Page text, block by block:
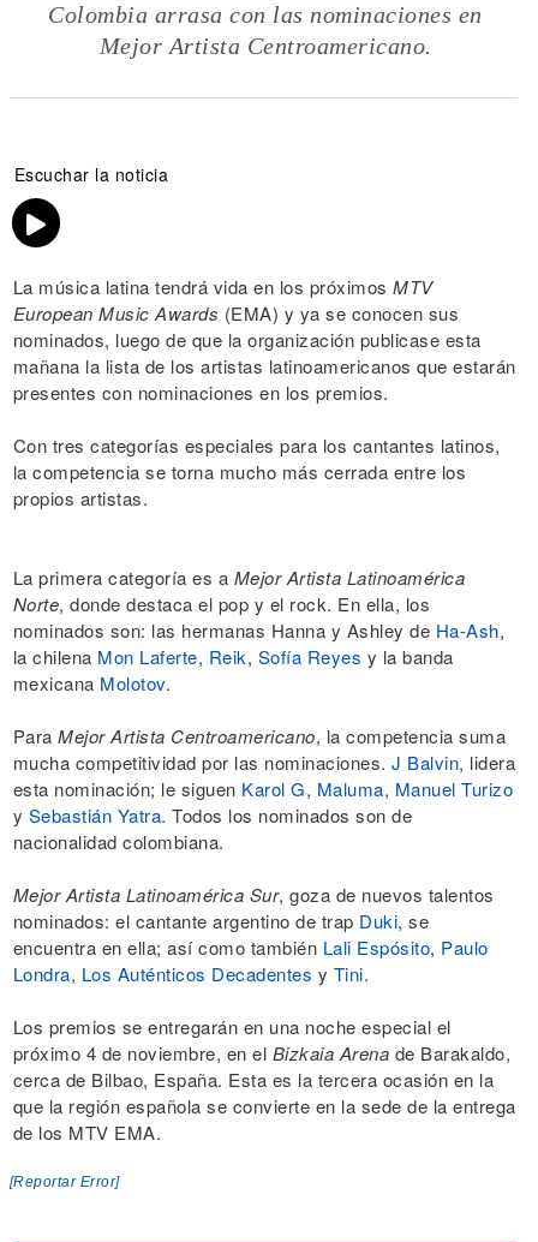
Colombia arrasa con las nominaciones en
Mejor Artista Centroamericano.
Escuchar la noticia
La música latina tendrá vida en los próximos MTV
European Music Awards (EMA) y ya se conocen sus
nominados, luego de que la organización publicase esta
mañana la lista de los artistas latinoamericanos que estarán
presentes con nominaciones en los premios.
Con tres categorías especiales para los cantantes latinos,
la competencia se torna mucho más cerrada entre los
propios artistas.
La primera categoría es a Mejor Artista Latinoamérica
Norte, donde destaca el pop y el rock. En ella, los
nominados son: las hermanas Hanna y Ashley de Ha-Ash,
la chilena Mon Laferte, Reik, Sofía Reyes y la banda
mexicana Molotov.
Para Mejor Artista Centroamericano, la competencia suma
mucha competitividad por las nominaciones. J Balvin, lidera
esta nominación; le siguen Karol G, Maluma, Manuel Turizo
y Sebastián Yatra. Todos los nominados son de
nacionalidad colombiana.
Mejor Artista Latinoamérica Sur, goza de nuevos talentos
nominados: el cantante argentino de trap Duki, se
encuentra en ella; así como también Lali Espósito, Paulo
Londra, Los Auténticos Decadentes y Tini.
Los premios se entregarán en una noche especial el
próximo 4 de noviembre, en el Bizkaia Arena de Barakaldo,
cerca de Bilbao, España. Esta es la tercera ocasión en la
que la región española se convierte en la sede de la entrega
de los MTV EMA.
[Reportar Error]